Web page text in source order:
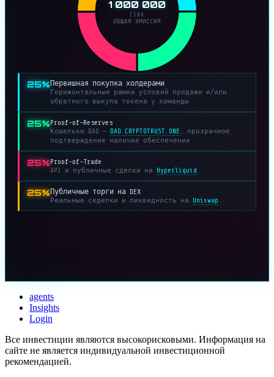
1 000 000
C50X
ОБЩАЯ ЭМИССИЯ
25%Первишная покупка холдерами
Горижонтальные рамки условий продажи и/или
обратного выкупа токена у команды
25%Proof-of-Reserves
Кошельки DAO — DAO.CRYPTOTRUST.ONE , прозрачное
подтверждение наличие обеспечения
25%Proof-of-Trade
API и публичные сделки на Hyperliquid
25%Публичные торги на DEX
Реальные седелки и ликвидность на Uniswap
agents
Insights
Login
Все инвестиции являются высокорисковыми. Информация на
сайте не является индивидуальной инвестиционной
рекомендацией.